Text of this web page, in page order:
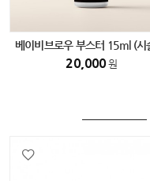
베이비브로우 부스터 15ml (시
필수 색소)
20,000원